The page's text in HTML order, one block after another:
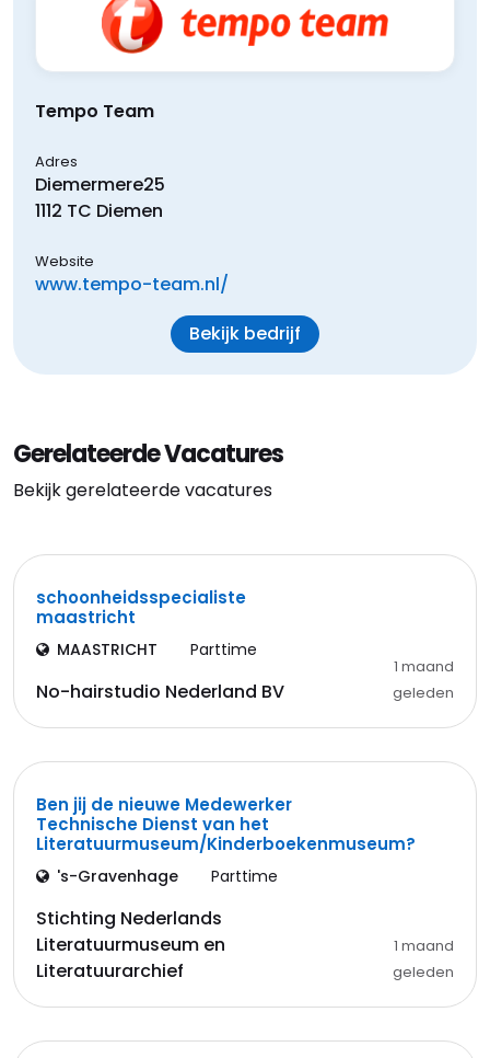
Tempo Team
Adres
Diemermere25
1112 TC Diemen
Website
www.tempo-team.nl/
Bekijk bedrijf
Gerelateerde Vacatures
Bekijk gerelateerde vacatures
schoonheidsspecialiste
maastricht
MAASTRICHT Parttime
No-hairstudio Nederland BV
1 maand
geleden
Ben jij de nieuwe Medewerker
Technische Dienst van het
Literatuurmuseum/Kinderboekenmuseum?
's-Gravenhage Parttime
Stichting Nederlands
Literatuurmuseum en
Literatuurarchief
1 maand
geleden